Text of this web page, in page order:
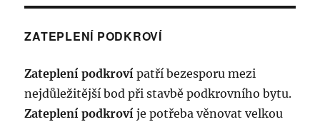
ZATEPLENÍ PODKROVÍ
Zateplení podkroví patří bezesporu mezi
nejdůležitější bod při stavbě podkrovního bytu.
Zateplení podkroví je potřeba věnovat velkou